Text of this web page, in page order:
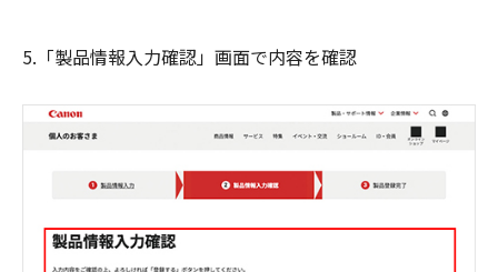
5.「製品情報入力確認」画面で内容を確認